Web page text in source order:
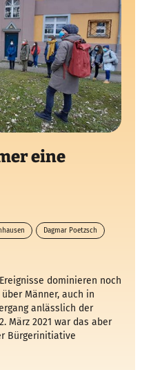
eine
Dagmar Poetzsch
dominieren noch
Männer, auch in
anlässlich der
März 2021 war das aber
Bürgerinitiative
in Lichtenberg, die den